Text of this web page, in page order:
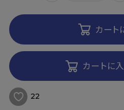
カート
カートに
22